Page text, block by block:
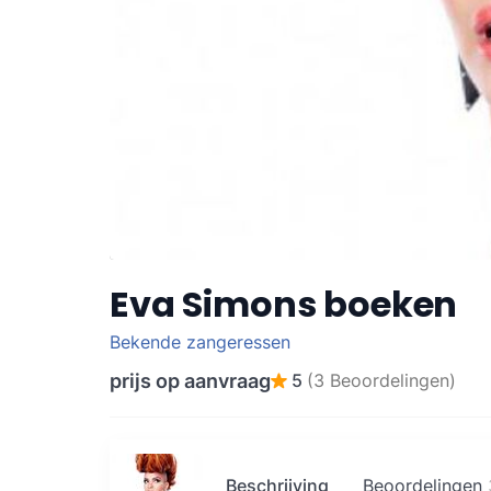
Eva Simons boeken
Bekende zangeressen
prijs op aanvraag 5 (3 Beoordelingen)
Beschrijving Beoordelingen